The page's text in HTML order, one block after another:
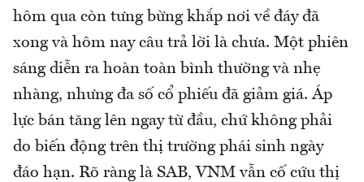
hôm qua còn tưng bừng khắp nơi về đáy đã
xong và hôm nay câu trả lời là chưa. Một phiên
sáng diễn ra hoàn toàn bình thường và nhẹ
nhàng, nhưng đa số cổ phiếu đã giảm giá. Áp
lực bán tăng lên ngay từ đầu, chứ không phải
do biến động trên thị trường phái sinh ngày
đáo hạn. Rõ ràng là SAB, VNM vẫn cố cứu thị